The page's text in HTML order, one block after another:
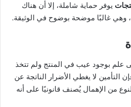
يوفر حماية شاملة، إلا أن هناك
وهي غالبًا موضحة بوضوح في الوثيقة.
علم بوجود عيب في المنتج ولم تتخذ
التأمين لا يغطي الأضرار الناتجة عن
من الإهمال يُصنف قانونيًا على أنه